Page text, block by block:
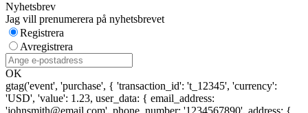
Nyhetsbrev
Jag vill prenumerera på nyhetsbrevet
Registrera
Avregistrera
OK
gtag('event', 'purchase', { 'transaction_id': 't_12345', 'currency':
'USD', 'value': 1.23, user_data: { email_address: